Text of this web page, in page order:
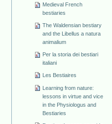
Medieval French
bestiaries
The Waldensian bestiary
and the Libellus a natura
animalium
Per la storia dei bestiari
italiani
Les Bestiaires
Learning from nature:
lessons in virtue and vice
in the Physiologus and
Bestiaries